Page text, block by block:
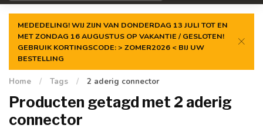
MEDEDELING! WIJ ZIJN VAN DONDERDAG 13 JULI TOT EN
MET ZONDAG 16 AUGUSTUS OP VAKANTIE / GESLOTEN!
GEBRUIK KORTINGSCODE: > ZOMER2026 < BIJ UW
BESTELLING
Home / Tags / 2 aderig connector
Producten getagd met 2 aderig
connector